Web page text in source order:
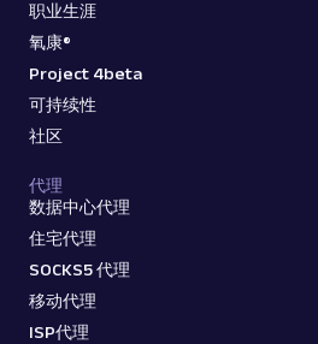
职业生涯
氧康®
Project 4beta
可持续性
社区
代理
数据中心代理
住宅代理
SOCKS5 代理
移动代理
ISP代理